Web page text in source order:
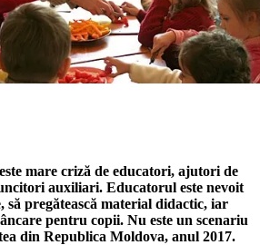
mare criză de educatori, ajutori de
auxiliari. Educatorul este nevoit
să pregătească materi­al didactic, iar
pentru copii. Nu este un scenariu
din Republica Moldova, anul 2017.